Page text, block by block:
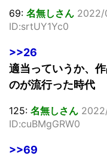
69: 名無しさん 2022/
ID:srtUY1Yc0
>>26
適当っていうか、
のが流行った時代
125: 名無しさん
ID:cuBMgGRW0
>>69